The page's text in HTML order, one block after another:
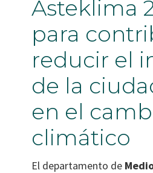
Asteklima
para
reducir el
de la
en el
climático
El departamento de